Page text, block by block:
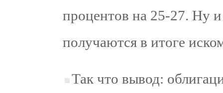
процентов на 25-27. Ну
получаются в итоге
Так что вывод: